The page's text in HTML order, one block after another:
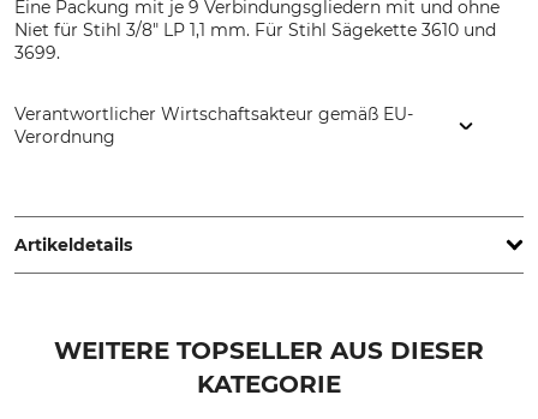
Eine Packung mit je 9 Verbindungsgliedern mit und ohne
Niet für Stihl 3/8" LP 1,1 mm. Für Stihl Sägekette 3610 und
3699.
Verantwortlicher Wirtschaftsakteur gemäß EU-
Verordnung
64807 Dieburg, Germany, www.stihl.de
Artikeldetails
Herstellung
WEITERE TOPSELLER AUS DIESER
KATEGORIE